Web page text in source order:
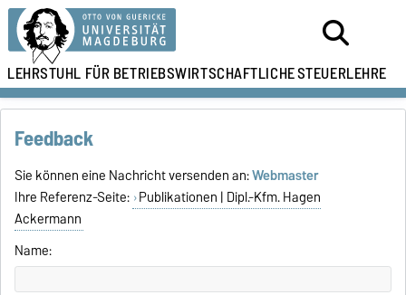
LEHRSTUHL FÜRBETRIEBSWIRTSCHAFTLICHESTEUERLEHRE
Feedback
Sie können eine Nachricht versenden an:Webmaster
Ihre Referenz-Seite: Publikationen | Dipl.-Kfm. Hagen
Ackermann
Name: